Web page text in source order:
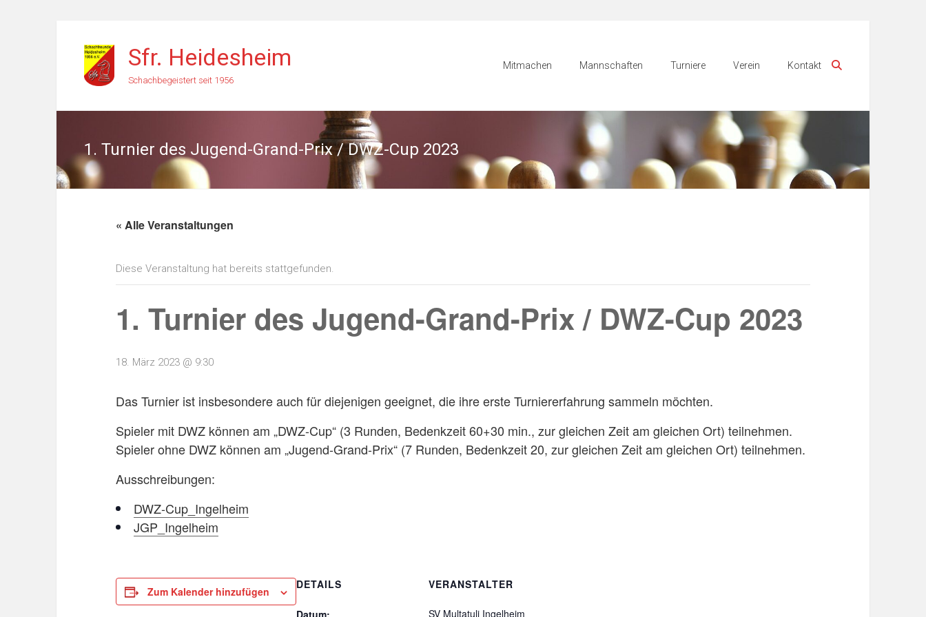
springen
Sfr. Heidesheim
Schachbegeistert seit 1956
Mitmachen Mannschaften Turniere Verein Kontakt
1. Turnier des Jugend-Grand-Prix / DWZ-Cup 2023
« Alle Veranstaltungen
Diese Veranstaltung hat bereits stattgefunden.
1. Turnier des Jugend-Grand-Prix / DWZ-Cup 2023
18. März 2023 @ 9:30
Das Turnier ist insbesondere auch für diejenigen geeignet, die ihre erste Turniererfahrung sammeln möchten.
Spieler mit DWZ können am „DWZ-Cup“ (3 Runden, Bedenkzeit 60+30 min., zur gleichen Zeit am gleichen Ort) teilnehmen.
Spieler ohne DWZ können am „Jugend-Grand-Prix“ (7 Runden, Bedenkzeit 20, zur gleichen Zeit am gleichen Ort) teilnehmen.
Ausschreibungen:
DWZ-Cup_Ingelheim
JGP_Ingelheim
Zum Kalender hinzufügen
DETAILS
Datum:
VERANSTALTER
SV Multatuli Ingelheim